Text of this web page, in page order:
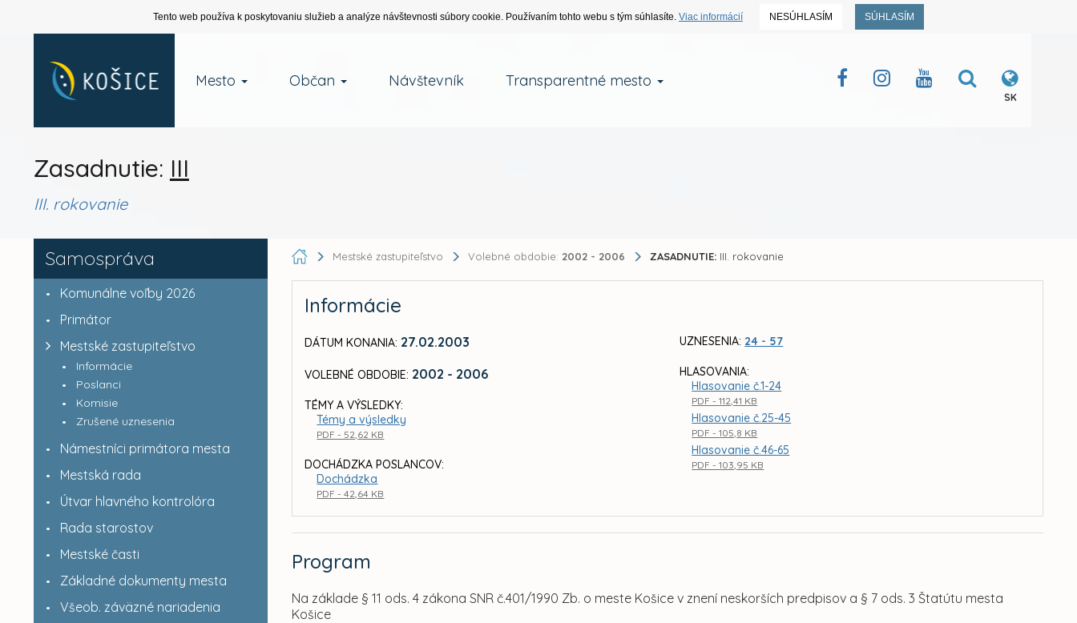
Tento web používa k poskytovaniu služieb a analýze návštevnosti súbory cookie. Používaním tohto webu s tým súhlasíte. Viac informácií NESÚHLASÍM SÚHLASÍM
Mesto Občan Návštevník Transparentné mesto
SK
Zasadnutie: III
III. rokovanie
Samospráva
Komunálne voľby 2026
Primátor
Mestské zastupiteľstvo
Informácie
Poslanci
Komisie
Zrušené uznesenia
Námestníci primátora mesta
Mestská rada
Útvar hlavného kontrolóra
Rada starostov
Mestské časti
Základné dokumenty mesta
Všeob. záväzné nariadenia
Mestské zastupiteľstvo Volebné obdobie: 2002 - 2006 ZASADNUTIE: III. rokovanie
Informácie
DÁTUM KONANIA: 27.02.2003
VOLEBNÉ OBDOBIE: 2002 - 2006
TÉMY A VÝSLEDKY:
Témy a výsledky
PDF - 52,62 KB
DOCHÁDZKA POSLANCOV:
Dochádzka
PDF - 42,64 KB
UZNESENIA: 24 - 57
HLASOVANIA:
Hlasovanie č.1-24
PDF - 112,41 KB
Hlasovanie č.25-45
PDF - 105,8 KB
Hlasovanie č.46-65
PDF - 103,95 KB
Program
Na základe § 11 ods. 4 zákona SNR č.401/1990 Zb. o meste Košice v znení neskorších predpisov a § 7 ods. 3 Štatútu mesta
Košice